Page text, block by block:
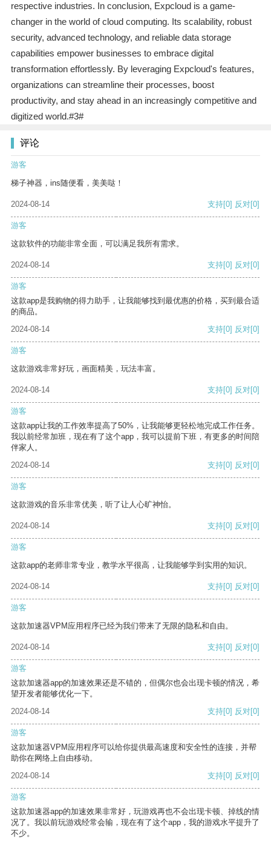
respective industries. In conclusion, Expcloud is a game-
changer in the world of cloud computing. Its scalability, robust
security, advanced technology, and reliable data storage
capabilities empower businesses to embrace digital
transformation effortlessly. By leveraging Expcloud's features,
organizations can streamline their processes, boost
productivity, and stay ahead in an increasingly competitive and
digitized world.#3#
评论
游客
梯子神器，ins随便看，美美哒！
2024-08-14 支持[0] 反对[0]
游客
这款软件的功能非常全面，可以满足我所有需求。
2024-08-14 支持[0] 反对[0]
游客
这款app是我购物的得力助手，让我能够找到最优惠的价格，买到最合适
的商品。
2024-08-14
支持[0] 反对[0]
游客
这款游戏非常好玩，画面精美，玩法丰富。
2024-08-14 支持[0] 反对[0]
游客
这款app让我的工作效率提高了50%，让我能够更轻松地完成工作任务。
我以前经常加班，现在有了这个app，我可以提前下班，有更多的时间陪
伴家人。
2024-08-14
支持[0] 反对[0]
游客
这款游戏的音乐非常优美，听了让人心旷神怡。
2024-08-14 支持[0] 反对[0]
游客
这款app的老师非常专业，教学水平很高，让我能够学到实用的知识。
2024-08-14 支持[0] 反对[0]
游客
这款加速器VPM应用程序已经为我们带来了无限的隐私和自由。
2024-08-14 支持[0] 反对[0]
游客
这款加速器app的加速效果还是不错的，但偶尔也会出现卡顿的情况，希
望开发者能够优化一下。
2024-08-14
支持[0] 反对[0]
游客
这款加速器VPM应用程序可以给你提供最高速度和安全性的连接，并帮
助你在网络上自由移动。
2024-08-14
支持[0] 反对[0]
游客
这款加速器app的加速效果非常好，玩游戏再也不会出现卡顿、掉线的情
况了。我以前玩游戏经常会输，现在有了这个app，我的游戏水平提升了
不少。